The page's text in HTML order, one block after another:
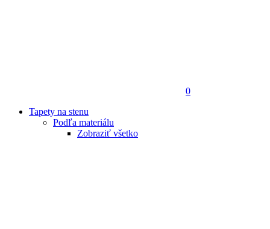
0
Tapety na stenu
Podľa materiálu
Zobraziť všetko